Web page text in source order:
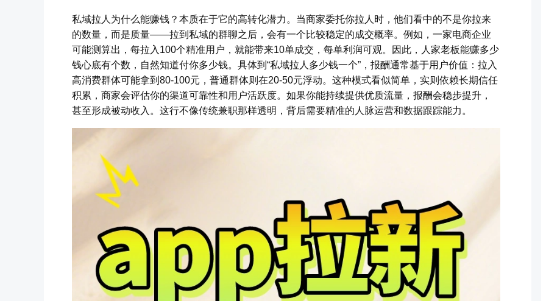
私域拉人为什么能赚钱？本质在于它的高转化潜力。当商家委托你拉人时，他们看中的不是你拉来
的数量，而是质量——拉到私域的群聊之后，会有一个比较稳定的成交概率。例如，一家电商企业
可能测算出，每拉入100个精准用户，就能带来10单成交，每单利润可观。因此，人家老板能赚多少
钱心底有个数，自然知道付你多少钱。具体到“私域拉人多少钱一个”，报酬通常基于用户价值：拉入
高消费群体可能拿到80-100元，普通群体则在20-50元浮动。这种模式看似简单，实则依赖长期信任
积累，商家会评估你的渠道可靠性和用户活跃度。如果你能持续提供优质流量，报酬会稳步提升，
甚至形成被动收入。这行不像传统兼职那样透明，背后需要精准的人脉运营和数据跟踪能力。